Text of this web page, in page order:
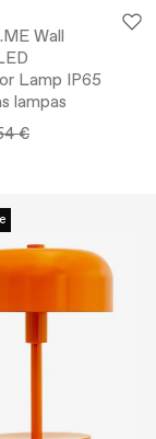
Wall
Lamp IP65
lampas
€